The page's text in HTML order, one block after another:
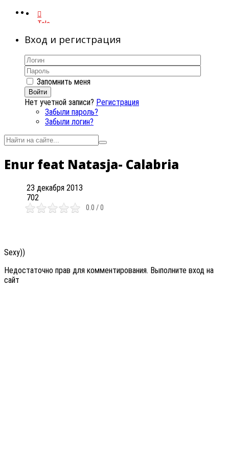
Telegram
Вход и регистрация
Запомнить меня
Войти
Нет учетной записи? Регистрация
Забыли пароль?
Забыли логин?
Enur feat Natasja- Calabria
23 декабря 2013
702
0.0 / 0
Sexy))
Недостаточно прав для комментирования. Выполните вход на
сайт